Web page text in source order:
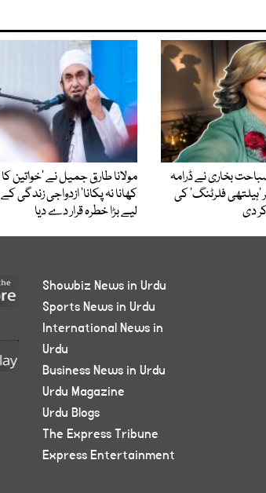
بخاری نے ڈرامہ
فلرٹنگ‘ کی
دی
مولانا طارق جمیل نے ’خواتین کا
کھانا نہ پکانا‘ ازدواجی زندگی کے
لیے بڑا خطرہ قرار دے دیا
Showbiz News in Urdu
Sports News in Urdu
International News in
Urdu
Business News in Urdu
Urdu Magazine
Urdu Blogs
The Express Tribune
Express Entertainment